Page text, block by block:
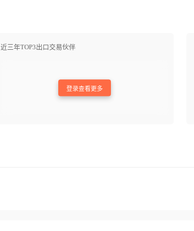
近三年TOP3出口交易伙伴
登录查看更多